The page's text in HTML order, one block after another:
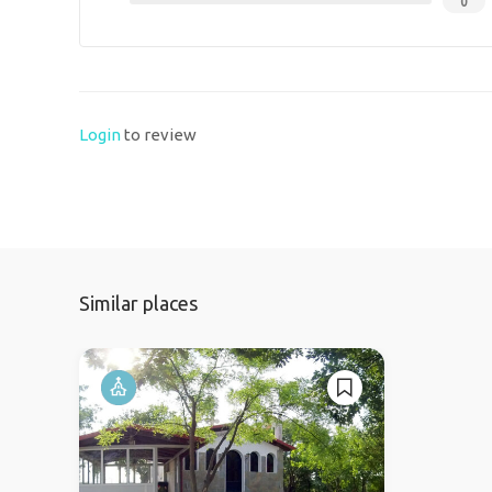
Loginto review
Similar places